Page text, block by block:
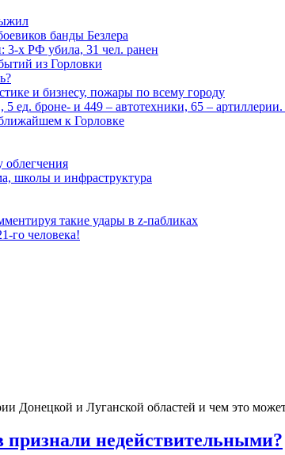
банды Безлера
х РФ убила, 31 чел. ранен
из Горловки
и бизнесу, пожары по всему городу
броне- и 449 – автотехники, 65 –
к Горловке
облегчения
школы и инфраструктура
такие удары в z-пабликах
го человека!
Донецкой и Луганской областей и чем это
недействительными?